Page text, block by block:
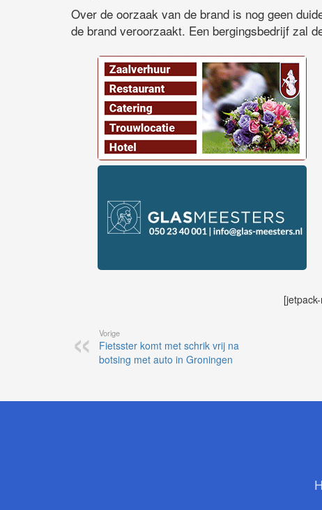
Over de oorzaak van de brand is nog geen
de brand veroorzaakt. Een bergingsbedrijf zal
Vorige
Fietsster komt met schrik vrij na
botsing met auto in Groningen